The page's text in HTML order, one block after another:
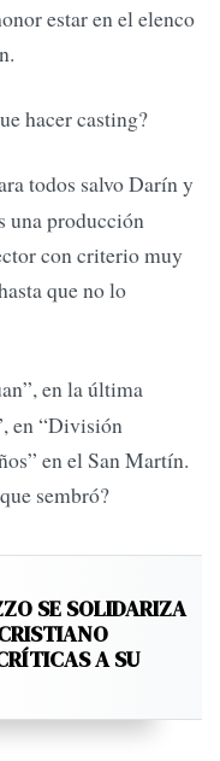
estar en el elenco
hacer casting?
todos salvo Darín y
una producción
con criterio muy
que no lo
en la última
en “División
en el San Martín.
sembró?
SE SOLIDARIZA
A SU